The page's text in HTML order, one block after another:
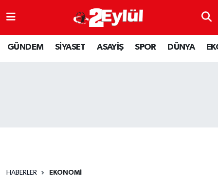
GÜNDEM SİYASET ASAYİŞ SPOR DÜNYA
HABERLER EKONOMİ
ASAYİŞ
DÜNYA
Nöbetçi Eczaneler
Hava Durumu